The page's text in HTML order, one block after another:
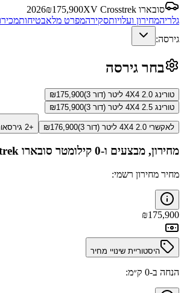
סובארו XV Crosstrek
2026₪175,900
גלריהמחירון ועלויותסקירהמפרט מלאבטיחות
גירסה:
בחר גירסה
טורינג 4X4 2.0 ליטר (דור 3) ₪175,900
טורינג 4X4 2.5 ליטר (דור 3)
₪175,900
לאקשרי 4X4 2.0 ליטר (דור 3) ₪176,900 +2 גירסאות
מחירון, מבצעים ו-0 קילומטר סובארו XV Crosstrek
מחיר מחירון רשמי:
₪175,900
היסטוריית שינויי מחיר
הנחה ב-0 ק״מ: